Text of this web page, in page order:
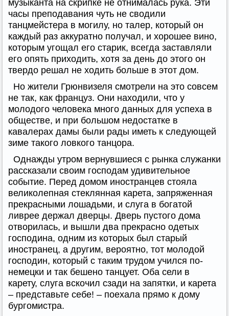
музыканта на скрипке не отнималась рука. Эти
часы преподавания чуть не сводили
танцмейстера в могилу, но талер, который он
каждый раз аккуратно получал, и хорошее вино,
которым угощал его старик, всегда заставляли
его опять приходить, хотя за день до этого он
твердо решал не ходить больше в этот дом.
Но жители Грюнвизеля смотрели на это совсем
не так, как француз. Они находили, что у
молодого человека много данных для успеха в
обществе, и при большом недостатке в
кавалерах дамы были рады иметь к следующей
зиме такого ловкого танцора.
Однажды утром вернувшиеся с рынка служанки
рассказали своим господам удивительное
событие. Перед домом иностранцев стояла
великолепная стеклянная карета, запряженная
прекрасными лошадьми, и слуга в богатой
ливрее держал дверцы. Дверь пустого дома
отворилась, и вышли два прекрасно одетых
господина, одним из которых был старый
иностранец, а другим, вероятно, тот молодой
господин, который с таким трудом учился по-
немецки и так бешено танцует. Оба сели в
карету, слуга вскочил сзади на запятки, и карета
– представьте себе! – поехала прямо к дому
бургомистра.